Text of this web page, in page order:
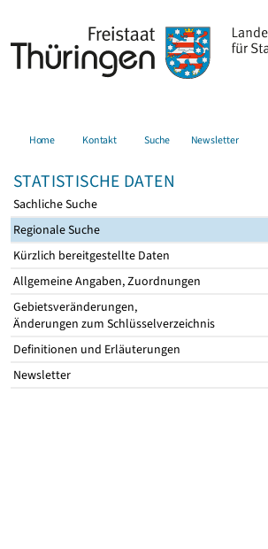
Home Kontakt Suche Newsletter
STATISTISCHE DATEN
Sachliche Suche
Regionale Suche
Kürzlich bereitgestellte Daten
Allgemeine Angaben, Zuordnungen
Gebietsveränderungen,
Änderungen zum Schlüsselverzeichnis
Definitionen und Erläuterungen
Newsletter